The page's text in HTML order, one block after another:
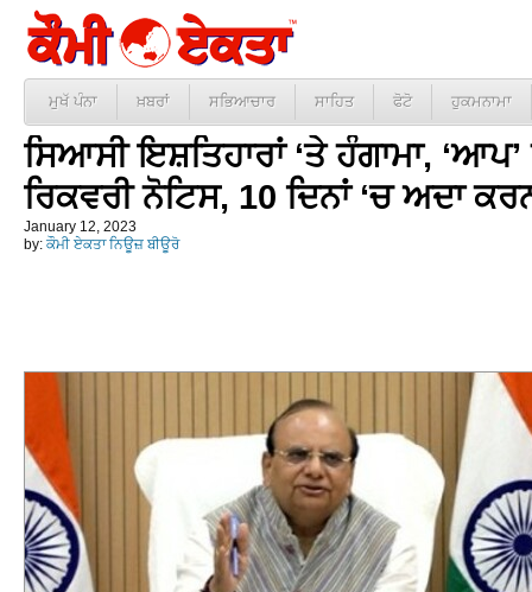
ਮੁਖੱ ਪੰਨਾ ਖ਼ਬਰਾਂ ਸਭਿਆਚਾਰ ਸਾਹਿਤ ਫੋਟੋ ਹੁਕਮਨਾਮਾ
ਸਿਆਸੀ ਇਸ਼ਤਿਹਾਰਾਂ ‘ਤੇ ਹੰਗਾਮਾ,
ਰਿਕਵਰੀ ਨੋਟਿਸ, 10 ਦਿਨਾਂ ‘ਚ ਅਦਾ
January 12, 2023
by: ਕੌਮੀ ਏਕਤਾ ਨਿਊਜ਼ ਬੀਊਰੋ